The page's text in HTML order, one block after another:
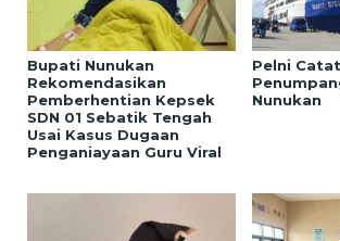
Bupati Nunukan
Rekomendasikan
Pemberhentian Kepsek
SDN 01 Sebatik Tengah
Usai Kasus Dugaan
Penganiayaan Guru Viral
Pelni
Nunukan